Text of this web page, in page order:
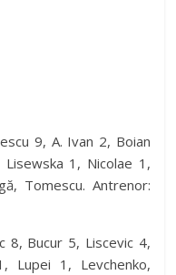
9, A. Ivan 2, Boian
1, Nicolae 1,
Tomescu. Antrenor:
8, Bucur 5, Liscevic 4,
Lupei 1, Levchenko,